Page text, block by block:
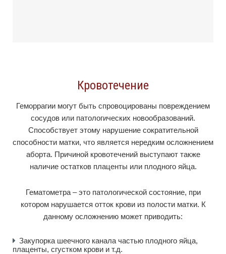
Кровотечение
Геморрагии могут быть спровоцированы повреждением
сосудов или патологических новообразований.
Способствует этому нарушение сократительной
способности матки, что является нередким осложнением
аборта. Причиной кровотечений выступают также
наличие остатков плаценты или плодного яйца.
Гематометра – это патологической состояние, при
котором нарушается отток крови из полости матки. К
данному осложнению может приводить:
Закупорка шеечного канала частью плодного яйца,
плаценты, сгустком крови и т.д.